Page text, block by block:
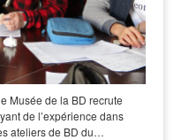
Musée de la BD recrute
de l’expérience dans
ateliers de BD du…